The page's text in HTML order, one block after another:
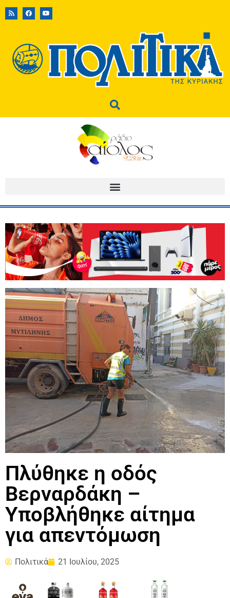
Πλύθηκε η οδός
Βερναρδάκη –
Υποβλήθηκε αίτημα
για απεντόμωση
Πολιτικά 21 Ιουλίου, 2025